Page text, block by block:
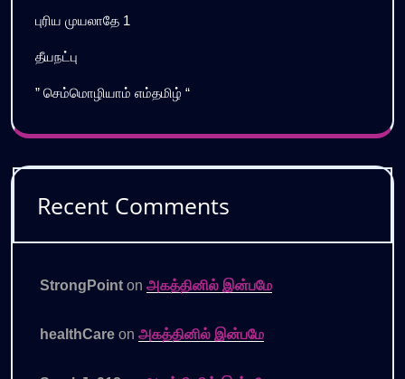
புரிய முயலாதே 1
தீயநட்பு
” செம்மொழியாம் எம்தமிழ் “
Recent Comments
StrongPoint on அகத்தினில் இன்பமே
healthCare on அகத்தினில் இன்பமே